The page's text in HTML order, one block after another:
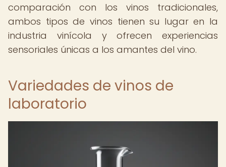
comparación con los vinos tradicionales,
ambos tipos de vinos tienen su lugar en la
industria vinícola y ofrecen experiencias
sensoriales únicas a los amantes del vino.
Variedades de vinos de
laboratorio